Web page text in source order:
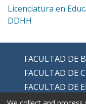
Licenciatura en
DDHH
FACULTAD DE
FACULTAD DE
FACULTAD DE
FACULTAD DE